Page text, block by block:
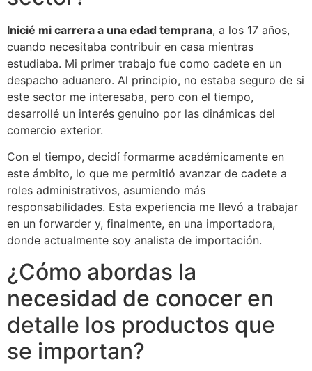
Inicié mi carrera a una edad temprana, a los 17 años,
cuando necesitaba contribuir en casa mientras
estudiaba. Mi primer trabajo fue como cadete en un
despacho aduanero. Al principio, no estaba seguro de si
este sector me interesaba, pero con el tiempo,
desarrollé un interés genuino por las dinámicas del
comercio exterior.
Con el tiempo, decidí formarme académicamente en
este ámbito, lo que me permitió avanzar de cadete a
roles administrativos, asumiendo más
responsabilidades. Esta experiencia me llevó a trabajar
en un forwarder y, finalmente, en una importadora,
donde actualmente soy analista de importación.
¿Cómo abordas la
necesidad de conocer en
detalle los productos que
se importan?